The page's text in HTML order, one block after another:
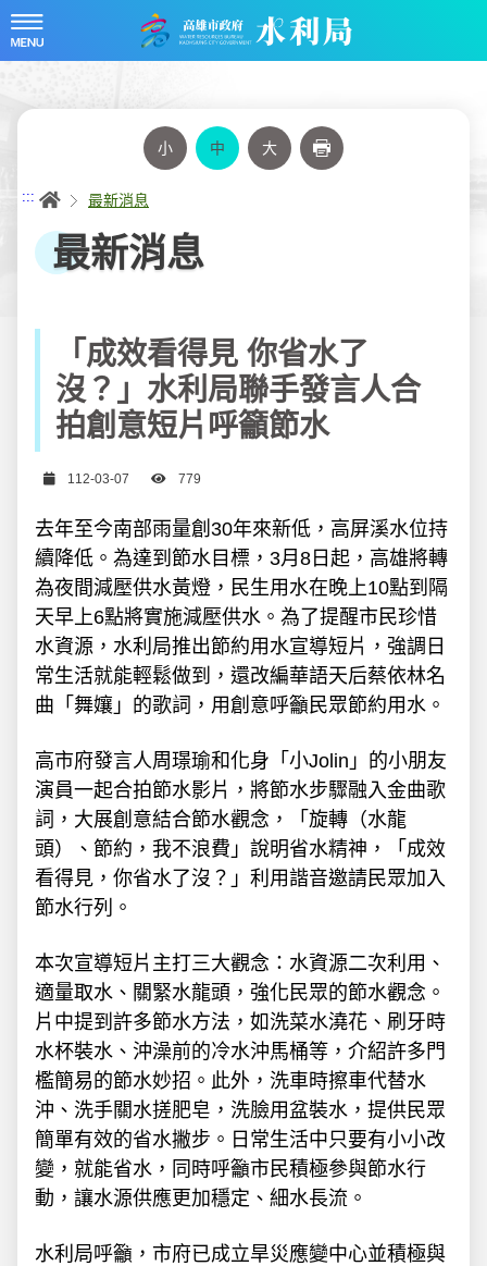
到
主
要
小 中 大
::: 首頁最新消息
最新消息
「成效看得見 你省水了
沒？」水利局聯手發言人合
拍創意短片呼籲節水
日期
112-03-07 瀏覽次數
779
去年至今南部雨量創30年來新低，高屏溪水位持
續降低。為達到節水目標，3月8日起，高雄將轉
為夜間減壓供水黃燈，民生用水在晚上10點到隔
天早上6點將實施減壓供水。為了提醒市民珍惜
水資源，水利局推出節約用水宣導短片，強調日
常生活就能輕鬆做到，還改編華語天后蔡依林名
曲「舞孃」的歌詞，用創意呼籲民眾節約用水。
高市府發言人周璟瑜和化身「小Jolin」的小朋友
演員一起合拍節水影片，將節水步驟融入金曲歌
詞，大展創意結合節水觀念，「旋轉（水龍
頭）、節約，我不浪費」說明省水精神，「成效
看得見，你省水了沒？」利用諧音邀請民眾加入
節水行列。
本次宣導短片主打三大觀念：水資源二次利用、
適量取水、關緊水龍頭，強化民眾的節水觀念。
片中提到許多節水方法，如洗菜水澆花、刷牙時
水杯裝水、沖澡前的冷水沖馬桶等，介紹許多門
檻簡易的節水妙招。此外，洗車時擦車代替水
沖、洗手關水搓肥皂，洗臉用盆裝水，提供民眾
簡單有效的省水撇步。日常生活中只要有小小改
變，就能省水，同時呼籲市民積極參與節水行
動，讓水源供應更加穩定、細水長流。
水利局呼籲，市府已成立旱災應變中心並積極與